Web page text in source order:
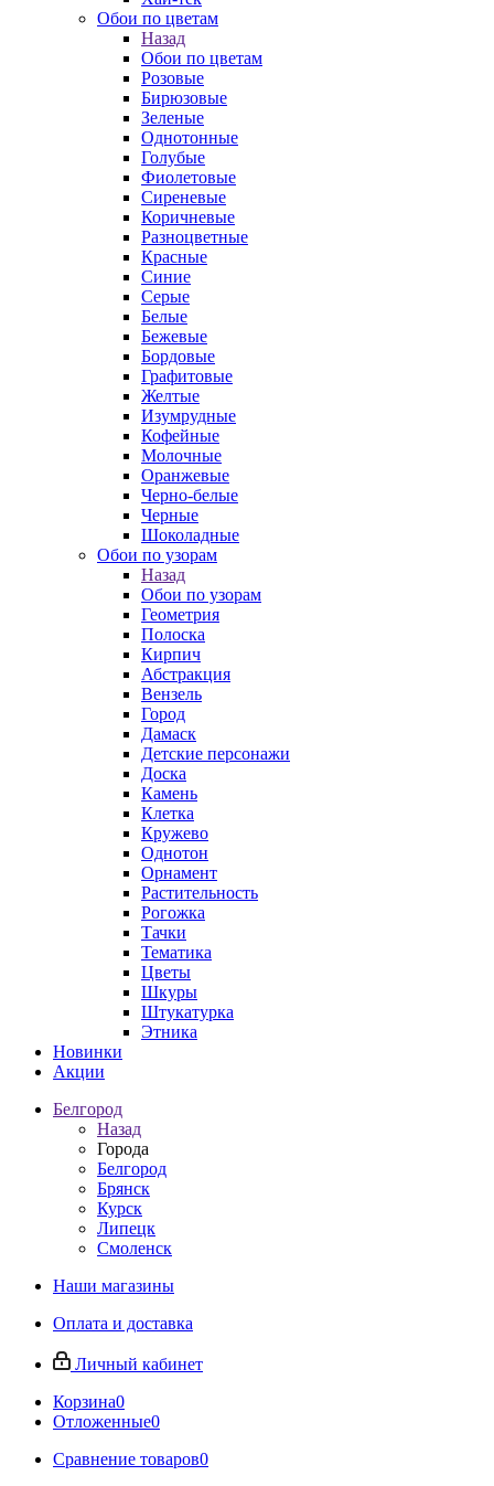
Обои по цветам
Назад
Обои по цветам
Розовые
Бирюзовые
Зеленые
Однотонные
Голубые
Фиолетовые
Сиреневые
Коричневые
Разноцветные
Красные
Синие
Серые
Белые
Бежевые
Бордовые
Графитовые
Желтые
Изумрудные
Кофейные
Молочные
Оранжевые
Черно-белые
Черные
Шоколадные
Обои по узорам
Назад
Обои по узорам
Геометрия
Полоска
Кирпич
Абстракция
Вензель
Город
Дамаск
Детские персонажи
Доска
Камень
Клетка
Кружево
Однотон
Орнамент
Растительность
Рогожка
Тачки
Тематика
Цветы
Шкуры
Штукатурка
Этника
Новинки
Акции
Белгород
Назад
Города
Белгород
Брянск
Курск
Липецк
Смоленск
Наши магазины
Оплата и доставка
Личный кабинет
Корзина0
Отложенные0
Сравнение товаров0